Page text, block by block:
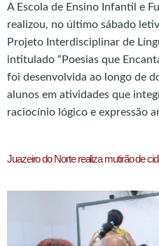
A Escola de Ensino Infantil e
realizou, no último sábado
Projeto Interdisciplinar de
intitulado “Poesias que
foi desenvolvida ao longo de
alunos em atividades que
raciocínio lógico e expressão
Juazeiro do Norte realiza mutirão de